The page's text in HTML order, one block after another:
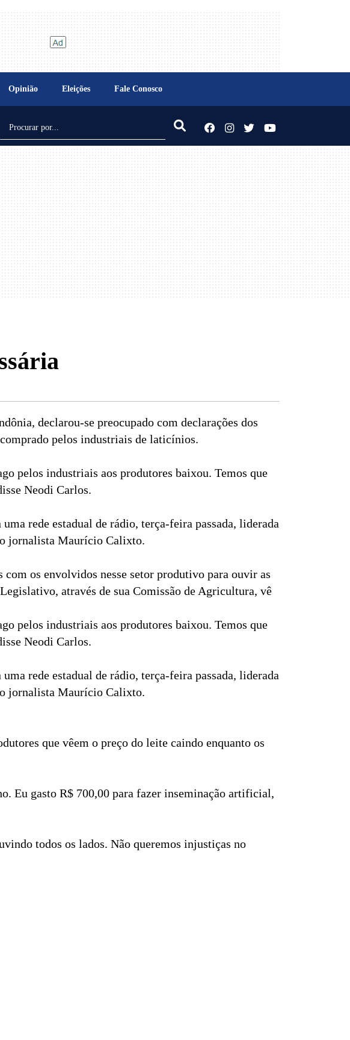
Opinião Eleições Fale Conosco
declarou-se preocupado com declarações dos
pelos industriais de laticínios.
pelos industriais aos produtores baixou. Temos que
Neodi Carlos.
rede estadual de rádio, terça-feira passada, liderada
jornalista Maurício Calixto.
com os envolvidos nesse setor produtivo para ouvir as
através de sua Comissão de Agricultura, vê
pelos industriais aos produtores baixou. Temos que
Neodi Carlos.
rede estadual de rádio, terça-feira passada, liderada
jornalista Maurício Calixto.
que vêem o preço do leite caindo enquanto os
Eu gasto R$ 700,00 para fazer inseminação artificial,
todos os lados. Não queremos injustiças no